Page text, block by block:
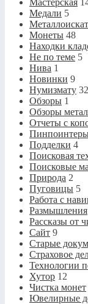
Медали 5
Монеты 48
Находки
Не по теме 5
Нива 1
Новинки 9
Нумизмату 32
Обзоры 1
Обзоры
Отчеты с
Подделки 4
Поисковая
Поисковые
Природа 2
Пуговицы 5
Работа с
Размышления
Рассказы от
Сайт 9
Старые
Страховое
Технологии
Хутор 12
Чистка монет
Ювелирные